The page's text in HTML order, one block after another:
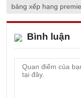
bảng xếp hạng
Bình luận